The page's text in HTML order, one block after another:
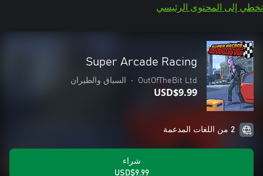
تخطي إلى المحتوى الرئيسي
Super Arcade Racing
OutOfTheBit Ltd
• السباق والطيران
USD$9.99
2 من اللغات المدعمة
شراء
USD$9.99